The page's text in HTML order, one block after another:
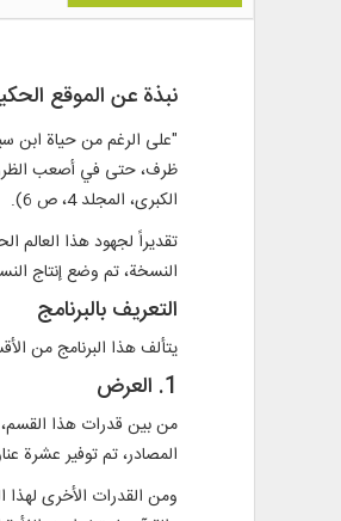
نبذة عن الموقع
"على الرغم من حياة ابن
ظرف، حتى في أصعب الظروف
الكبرى، المجلد 4، ص 6).
تقديراً لجهود هذا العالم
النسخة، تم وضع إنتاج
التعريف بالبرنامج
يتألف هذا البرنامج من
1. العرض
من بين قدرات هذا القسم،
المصادر، تم توفير عشرة
ومن القدرات الأخرى لهذا